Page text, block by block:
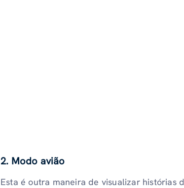
2. Modo avião
Esta é outra maneira de visualizar histórias